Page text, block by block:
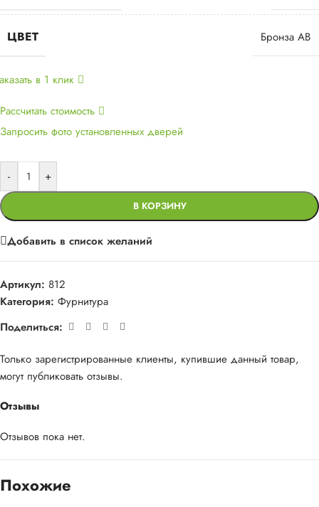
ЦВЕТ Бронза AB
в 1 клик
Рассчитать стоимость
Запросить фото установленных дверей
- +
В КОРЗИНУ
Добавить в список желаний
Артикул: 812
Категория: Фурнитура
Поделиться:
Отзывы
Отзывов пока нет.
Только зарегистрированные клиенты, купившие данный товар,
могут публиковать отзывы.
Похожие